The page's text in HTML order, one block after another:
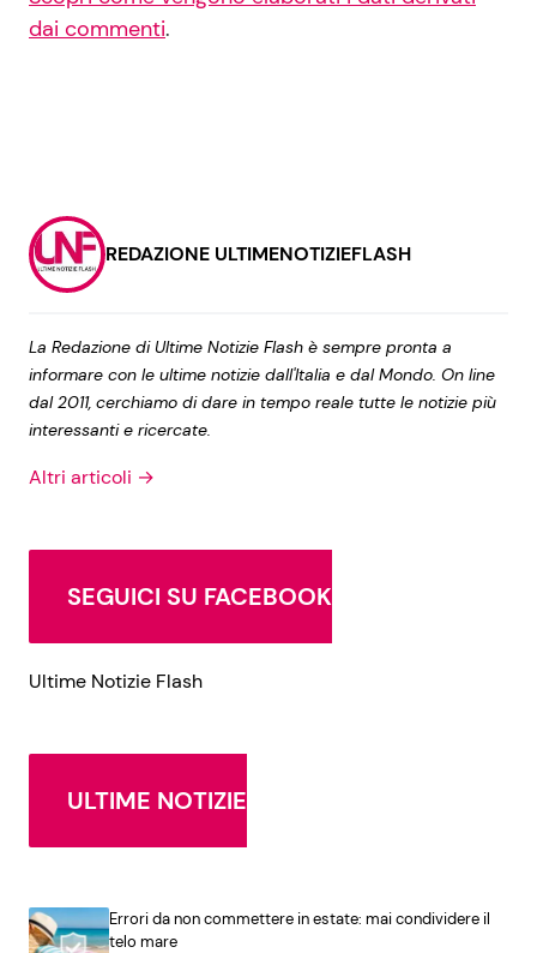
dai commenti.
REDAZIONE ULTIMENOTIZIEFLASH
La Redazione di Ultime Notizie Flash è sempre pronta a
informare con le ultime notizie dall'Italia e dal Mondo. On line
dal 2011, cerchiamo di dare in tempo reale tutte le notizie più
interessanti e ricercate.
Altri articoli →
SEGUICI SU FACEBOOK
Ultime Notizie Flash
ULTIME NOTIZIE
Errori da non commettere in estate: mai condividere il
telo mare